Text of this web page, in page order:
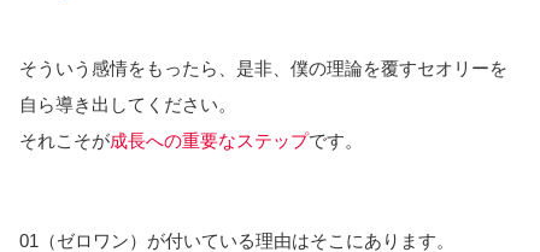
そういう感情をもったら、是非、僕の理論を覆すセオリーを
自ら導き出してください。
それこそが成長への重要なステップです。
01（ゼロワン）が付いている理由はそこにあります。